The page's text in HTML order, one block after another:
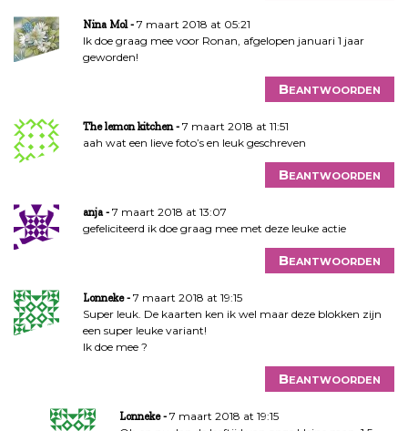
Nina Mol
7 maart 2018 at 05:21
Ik doe graag mee voor Ronan, afgelopen januari 1 jaar
geworden!
Beantwoorden
The lemon kitchen
7 maart 2018 at 11:51
aah wat een lieve foto’s en leuk geschreven
Beantwoorden
anja
7 maart 2018 at 13:07
gefeliciteerd ik doe graag mee met deze leuke actie
Beantwoorden
Lonneke
7 maart 2018 at 19:15
Super leuk. De kaarten ken ik wel maar deze blokken zijn
een super leuke variant!
Ik doe mee ?
Beantwoorden
Lonneke
7 maart 2018 at 19:15